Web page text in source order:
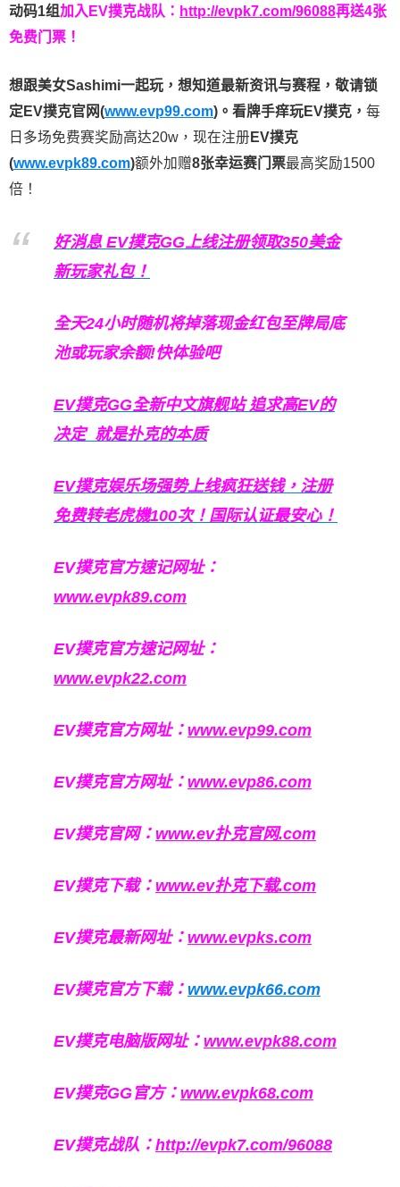
动码1组加入EV撲克战队： http://evpk7.com/96088再送4张
免费门票！
想跟美女Sashimi一起玩， 想知道最新资讯与赛程， 敬请锁
定EV撲克官网(www.evp99.com)。 看牌手痒玩EV撲克， 每
日多场免费赛奖励高达20w，现在注册 EV撲克
(www.evpk89.com)额外加赠8张幸运赛门票最高奖励1500
倍！
好消息 EV撲克GG上线注册领取350美金
新玩家礼包！
全天24小时随机将掉落现金红包至牌局底
池或玩家余额!快体验吧
EV撲克GG全新中文旗舰站追求高EV的
决定 就是扑克的本质
EV撲克娱乐场强势上线疯狂送钱，注册
免费转老虎機100次！国际认证最安心！
EV撲克官方速记网址：
www.evpk89.com
EV撲克官方速记网址：
www.evpk22.com
EV撲克官方网址： www.evp99.com
EV撲克官方网址： www.evp86.com
EV撲克官网： www.ev扑克官网.com
EV撲克下载： www.ev扑克下载.com
EV撲克最新网址： www.evpks.com
EV撲克官方下载： www.evpk66.com
EV撲克电脑版网址： www.evpk88.com
EV撲克GG官方： www.evpk68.com
EV撲克战队： http://evpk7.com/96088